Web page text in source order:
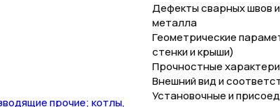
прочие; котлы,
Дефекты сварных швов
металла
Геометрические
стенки и крыши)
Прочностные
Внешний вид и
Установочные и